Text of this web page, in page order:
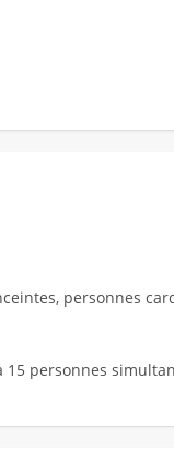
personnes
15 personnes